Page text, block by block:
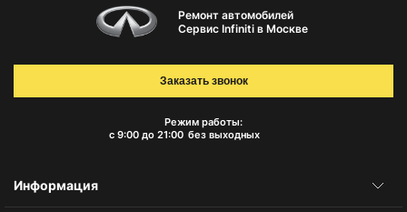
Ремонт автомобилей
Сервис Infiniti в Москве
Режим работы:
с 9:00 до 21:00 без выходных
Заказать звонок
Информация